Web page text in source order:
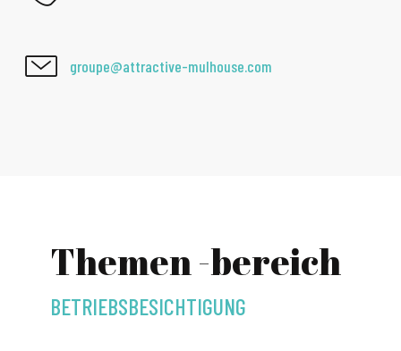
groupe@attractive-mulhouse.com
Themen -bereich
BETRIEBSBESICHTIGUNG